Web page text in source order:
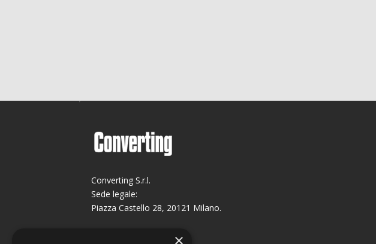
Converting S.r.l.
Sede legale:
Piazza Castello 28, 20121 Milano.